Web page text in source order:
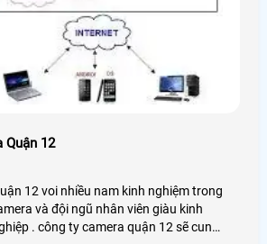
Quận 12
12 voi nhiều nam kinh nghiệm trong
và đội ngũ nhân viên giàu kinh
. công ty camera quận 12 sẽ cung